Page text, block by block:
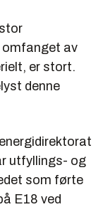
omfanget av
er stort.
denne
utfyllings- og
som førte
E18 ved